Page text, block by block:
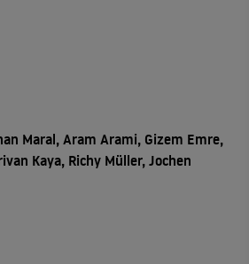
Maral, Aram Arami, Gizem Emre,
Kaya, Richy Müller, Jochen